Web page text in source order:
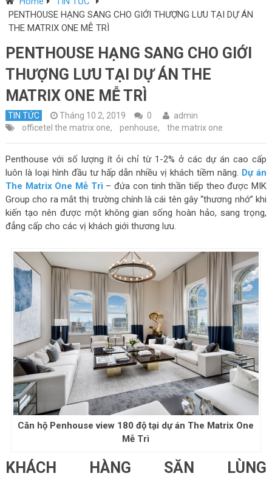
PENTHOUSE HẠNG SANG CHO GIỚI THƯỢNG LƯU TẠI DỰ ÁN
THE MATRIX ONE MỄ TRÌ
PENTHOUSE HẠNG SANG CHO GIỚI
THƯỢNG LƯU TẠI DỰ ÁN THE
MATRIX ONE MỄ TRÌ
TIN TỨC Tháng 10 2, 2019 0
admin
officetel the matrix one, penhouse, the matrix one
Penthouse với số lượng ít ỏi chỉ từ 1-2% ở các dự án cao cấp
luôn là loại hình đầu tư hấp dẫn nhiều vị khách tiềm năng. Dự án
The Matrix One Mễ Trì – đứa con tinh thần tiếp theo được MIK
Group cho ra mắt thị trường chính là cái tên gây “thương nhớ” khi
kiến tạo nên được một không gian sống hoàn hảo, sang trọng,
đẳng cấp cho các vị khách giới thương lưu.
Căn hộ Penhouse view 180 độ tại dự án The Matrix One
Mễ Trì
KHÁCH HÀNG SĂN LÙNG